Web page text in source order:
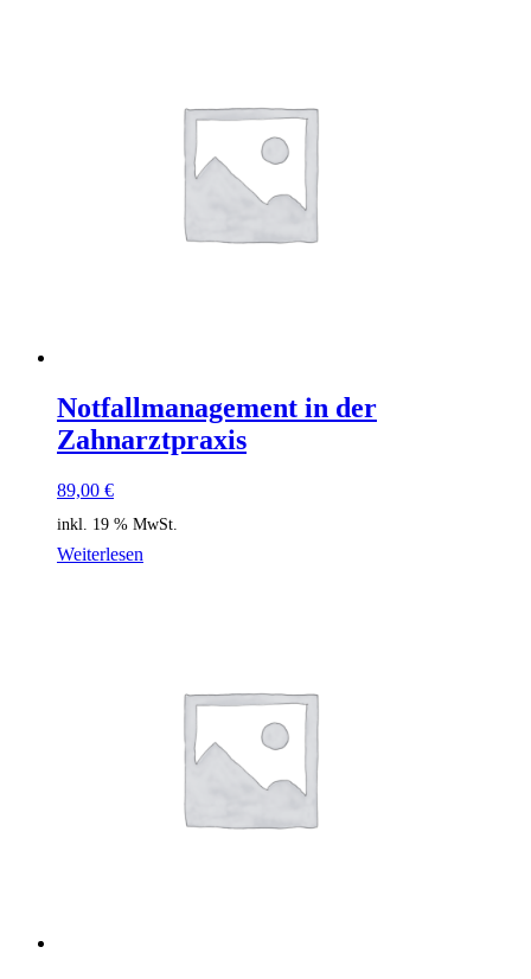
Notfallmanagement in der
Zahnarztpraxis
89,00 €
inkl. 19 % MwSt.
Weiterlesen